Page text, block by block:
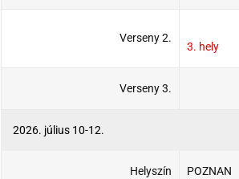
Verseny 2.
3. hely
Verseny 3.
2026. július 10-12.
Helyszín POZNAN